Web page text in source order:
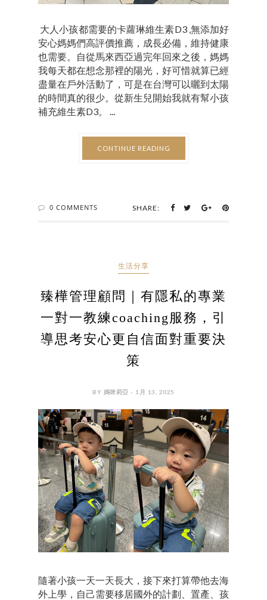
大人小孩都需要的卡蘿琳維生素D3 ,無添加好
安心媽媽們高評價推薦，成長必備，維持健康
也需要。自從馬來西亞過完年回來之後，媽媽
我每天都在想念那裡的陽光，好可惜就算已經
盡量在戶外活動了，可是在台灣可以曬到太陽
的時間真的很少。從新生兒開始我就有幫小孩
補充維生素D3。 ...
CONTINUE READING
0 COMMENTS SHARE:
生活分享
臻樺管理顧問｜有隱私的專業
一對一教練coaching服務，引
導思考安心更自信面對重要決
策
BY 媽咪莉亞 - 1月 13, 2025
隨著小孩一天一天長大，接下來打算帶他去海
外上學，自己需要移居國外的計劃、置產、孩